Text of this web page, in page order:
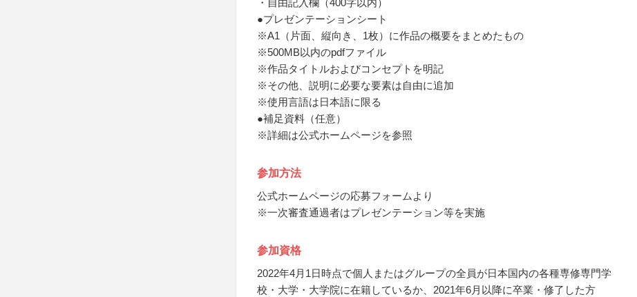
・自由記入欄（400字以内）
●プレゼンテーションシート
※A1（片面、縦向き、1枚）に作品の概要をまとめたもの
※500MB以内のpdfファイル
※作品タイトルおよびコンセプトを明記
※その他、説明に必要な要素は自由に追加
※使用言語は日本語に限る
●補足資料（任意）
※詳細は公式ホームページを参照
参加方法
公式ホームページの応募フォームより
※一次審査通過者はプレゼンテーション等を実施
参加資格
2022年4月1日時点で個人またはグループの全員が日本国内の各種専修専門学
校・大学・大学院に在籍しているか、2021年6月以降に卒業・修了した方